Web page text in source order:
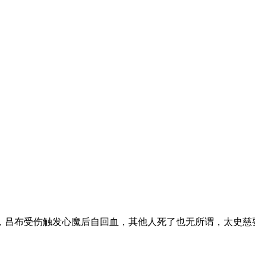
受伤触发心魔后自回血，其他人死了也无所谓，太史慈